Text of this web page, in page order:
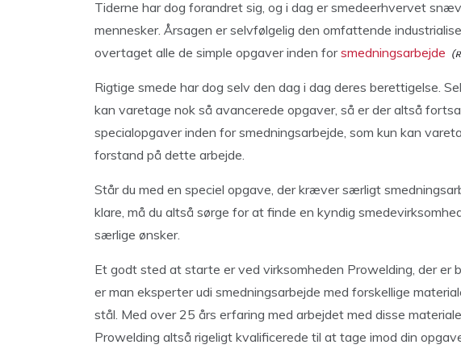
Tiderne har dog forandret sig, og i dag er smedeerhvervet
mennesker. Årsagen er selvfølgelig den omfattende
overtaget alle de simple opgaver inden forsmedningsarbejde
Rigtige smede har dog selv den dag i dag deres berettigelse.
kan varetage nok så avancerede opgaver, så er der altså
specialopgaver inden for smedningsarbejde, som kun kan
forstand på dette arbejde.
Står du med en speciel opgave, der kræver særligt
klare, må du altså sørge for at finde en kyndig
særlige ønsker.
Et godt sted at starte er ved virksomheden Prowelding, der er
er man eksperter udi smedningsarbejde med forskellige
stål. Med over 25 års erfaring med arbejdet med disse
Prowelding altså rigeligt kvalificerede til at tage imod din